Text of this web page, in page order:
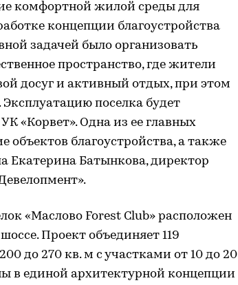
комфортной жилой среды для
концепции благоустройства
задачей было организовать
пространство, где жители
досуг и активный отдых, при этом
поселка будет
«Корвет». Одна из ее главных
благоустройства, а также
Екатерина Батынкова, директор
«Маслово Forest Club» расположен
Проект объединяет 119
до 270 кв. м с участками от 10 до 20
в единой архитектурной концепции